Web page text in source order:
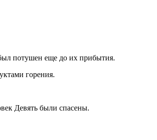
потушен еще до их прибытия.
горения.
Девять были спасены.